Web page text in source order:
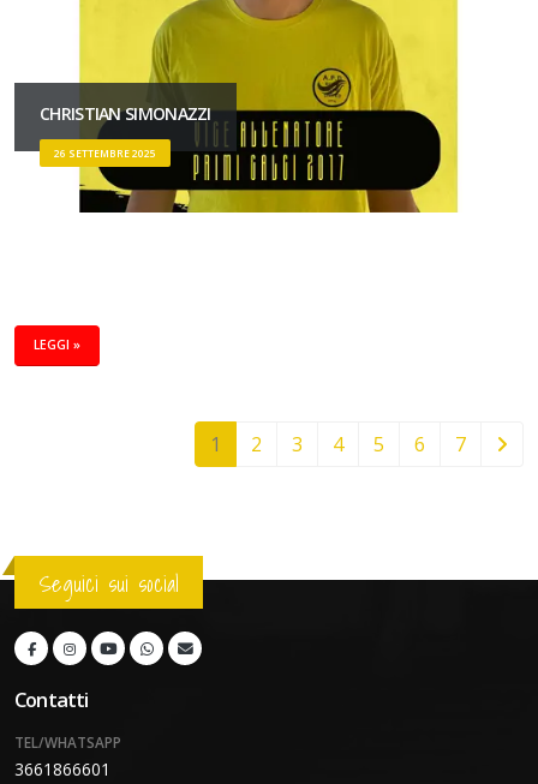
CHRISTIAN SIMONAZZI
26 SETTEMBRE 2025
LEGGI »
1 2 3 4 5 6 7
Seguici sui social
Contatti
TEL/WHATSAPP
3661866601